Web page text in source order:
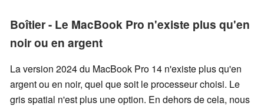
Boîtier - Le MacBook Pro n'existe plus qu'en
noir ou en argent
La version 2024 du MacBook Pro 14 n'existe plus qu'en
argent ou en noir, quel que soit le processeur choisi. Le
gris spatial n'est plus une option. En dehors de cela, nous